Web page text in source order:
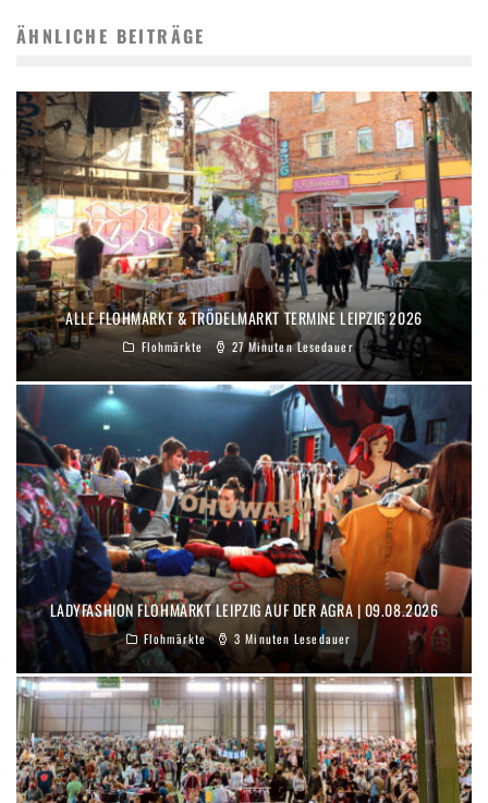
ÄHNLICHE BEITRÄGE
ALLE FLOHMARKT & TRÖDELMARKT TERMINE LEIPZIG 2026
Flohmärkte 27 Minuten Lesedauer
LADYFASHION FLOHMARKT LEIPZIG AUF DER AGRA | 09.08.2026
Flohmärkte 3 Minuten Lesedauer